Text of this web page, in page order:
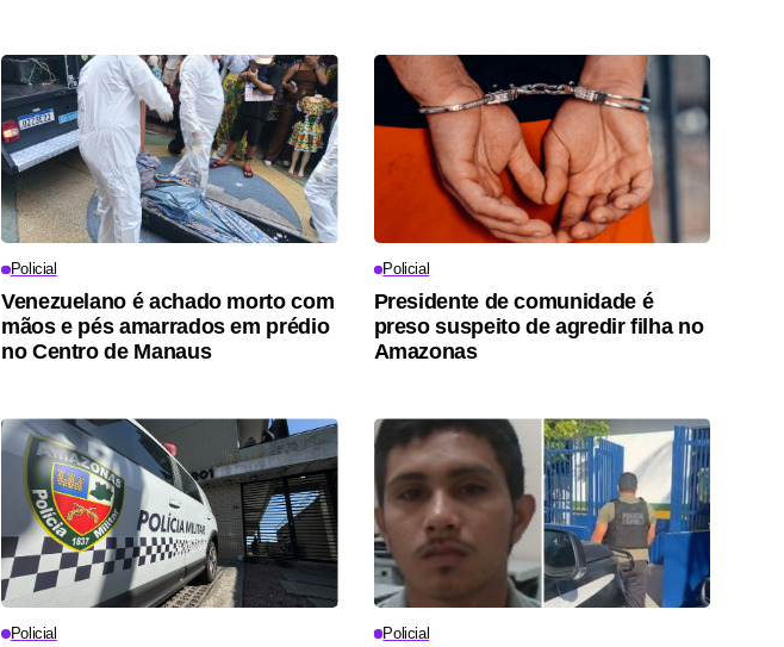
Policial
Venezuelano é achado morto com
mãos e pés amarrados em prédio
no Centro de Manaus
Policial
Presidente de comunidade é
preso suspeito de agredir filha no
Amazonas
Policial Policial